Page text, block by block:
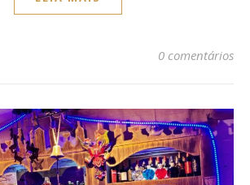
0 comentários